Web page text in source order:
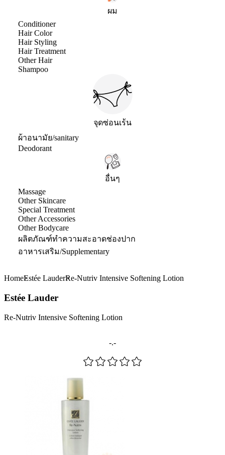
ผม
Conditioner
Hair Color
Hair Styling
Hair Treatment
Other Hair
Shampoo
จุดซ่อนเร้น
ผ้าอนามัย/sanitary
Deodorant
อื่นๆ
Massage
Other Skincare
Special Treatment
Other Accessories
Other Bodycare
ผลิตภัณฑ์ทำความสะอาดช่องปาก
อาหารเสริม/Supplementary
HomeEstée LauderRe-Nutriv Intensive Softening Lotion
Estée Lauder
Re-Nutriv Intensive Softening Lotion
-.-